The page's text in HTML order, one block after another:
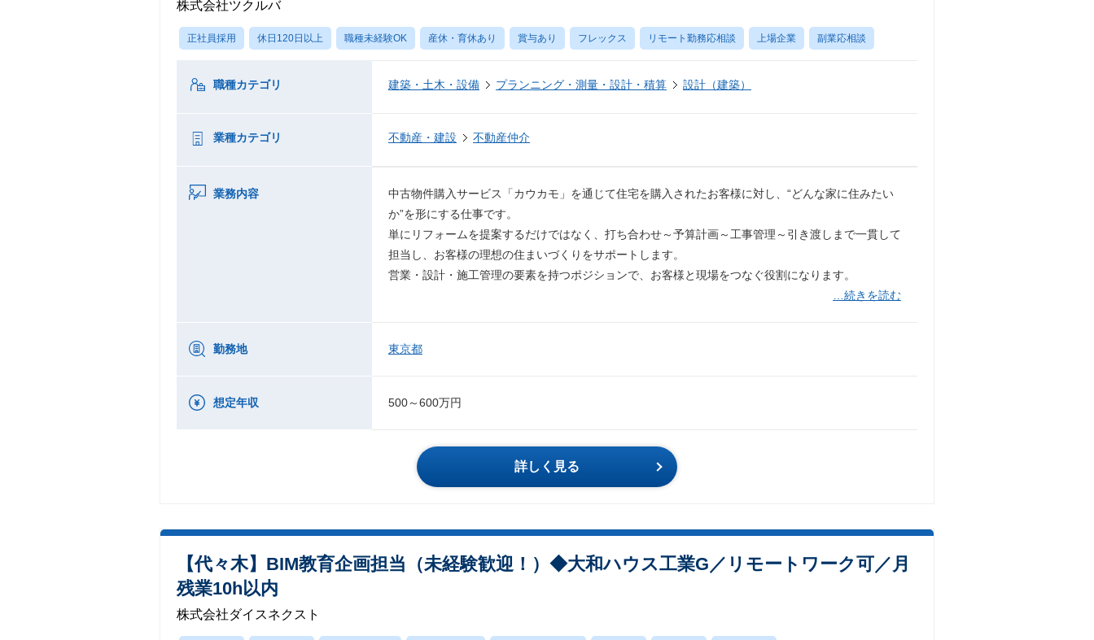
株式会社ツクルバ
正社員採用 休日120日以上 職種未経験OK 産休・育休あり 賞与あり フレックス リモート勤務応相談 上場企業 副業応相談
職種カテゴリ 建築・土木・設備 プランニング・測量・設計・積算 設計（建築）
業種カテゴリ 不動産・建設 不動産仲介
業務内容
中古物件購入サービス「カウカモ」を通じて住宅を購入されたお客様に対し、“どんな家に住みたい
か”を形にする仕事です。
単にリフォームを提案するだけではなく、打ち合わせ～予算計画～工事管理～引き渡しまで一貫して
担当し、お客様の理想の住まいづくりをサポートします。
営業・設計・施工管理の要素を持つポジションで、お客様と現場をつなぐ役割になります。
…続きを読む
勤務地 東京都
想定年収 500～600万円
詳しく見る
【代々木】BIM教育企画担当（未経験歓迎！）◆大和ハウス工業G／リモートワーク可／月
残業10h以内
株式会社ダイスネクスト